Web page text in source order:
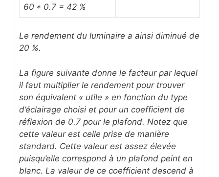
60 * 0.7 = 42 %
Le rendement du luminaire a ainsi diminué de
20 %.
La figure suivante donne le facteur par lequel
il faut multiplier le rendement pour trouver
son équivalent « utile » en fonction du type
d’éclairage choisi et pour un coefficient de
réflexion de 0.7 pour le plafond. Notez que
cette valeur est celle prise de manière
standard. Cette valeur est assez élevée
puisqu’elle correspond à un plafond peint en
blanc. La valeur de ce coefficient descend à